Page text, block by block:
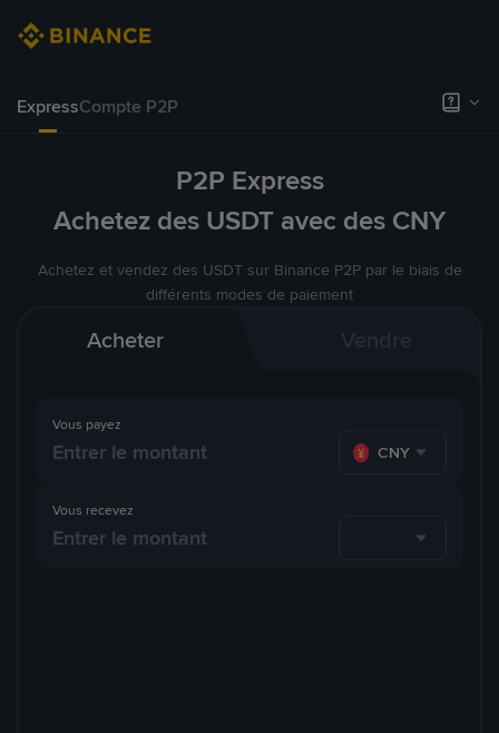
ExpressCompte P2P
P2P Express
Achetez des USDT avec des CNY
Achetez et vendez des USDT sur Binance P2P par le biais de
différents modes de paiement
Acheter
Vous payez
CNY
Vous recevez